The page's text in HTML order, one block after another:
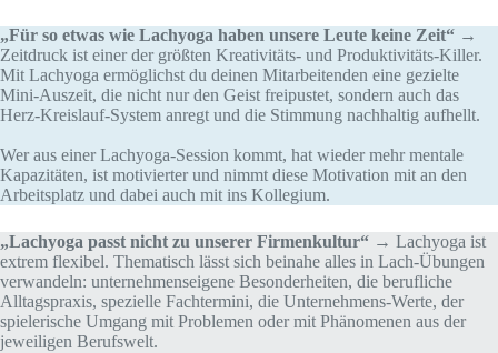
„Für so etwas wie Lachyoga haben unsere Leute keine Zeit“ →
Zeitdruck ist einer der größten Kreativitäts- und Produktivitäts-Killer.
Mit Lachyoga ermöglichst du deinen Mitarbeitenden eine gezielte
Mini-Auszeit, die nicht nur den Geist freipustet, sondern auch das
Herz-Kreislauf-System anregt und die Stimmung nachhaltig aufhellt.
Wer aus einer Lachyoga-Session kommt, hat wieder mehr mentale
Kapazitäten, ist motivierter und nimmt diese Motivation mit an den
Arbeitsplatz und dabei auch mit ins Kollegium.
„Lachyoga passt nicht zu unserer Firmenkultur“ → Lachyoga ist
extrem flexibel. Thematisch lässt sich beinahe alles in Lach-Übungen
verwandeln: unternehmenseigene Besonderheiten, die berufliche
Alltagspraxis, spezielle Fachtermini, die Unternehmens-Werte, der
spielerische Umgang mit Problemen oder mit Phänomenen aus der
jeweiligen Berufswelt.